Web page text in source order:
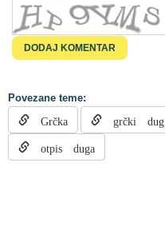
Povezane teme:
Grčka grčki dug
otpis duga